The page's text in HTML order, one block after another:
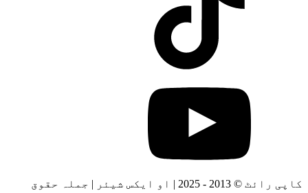
کاپی رائٹ © 2013 - 2025 | او ایکس شیئر | جملہ حقوق